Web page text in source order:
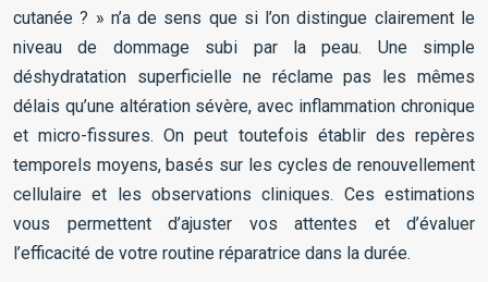
cutanée ? » n’a de sens que si l’on distingue clairement le
niveau de dommage subi par la peau. Une simple
déshydratation superficielle ne réclame pas les mêmes
délais qu’une altération sévère, avec inflammation chronique
et micro-fissures. On peut toutefois établir des repères
temporels moyens, basés sur les cycles de renouvellement
cellulaire et les observations cliniques. Ces estimations
vous permettent d’ajuster vos attentes et d’évaluer
l’efficacité de votre routine réparatrice dans la durée.